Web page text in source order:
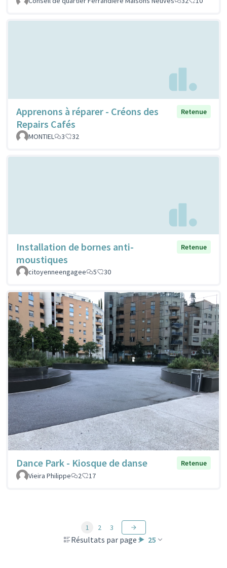
Apprenons à réparer - Créons des
Repairs Cafés
Retenue
MONTIEL 3 32
Installation de bornes anti-
moustiques
Retenue
citoyenneengagee 5 30
Dance Park - Kiosque de danse
Retenue
Vieira Philippe
2 17
Résultats par page : 25
1 2 3